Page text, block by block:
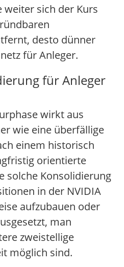
weiter sich der Kurs
desto dünner
für Anleger.
für Anleger
wirkt aus
wie eine überfällige
einem historisch
orientierte
solche Konsolidierung
in der NVIDIA
aufzubauen oder
man
zweistellige
möglich sind.